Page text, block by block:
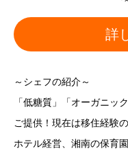
詳
～シェフの紹介～
「低糖質」「オーガニッ
ご提供！現在は移住経験
ホテル経営、湘南の保育